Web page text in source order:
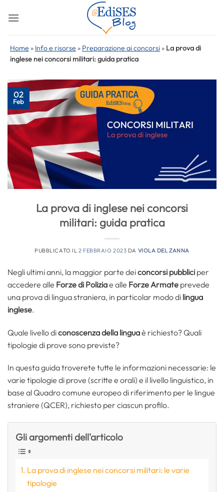
Home » Info e risorse » Preparazione ai concorsi » La prova di
inglese nei concorsi militari: guida pratica
02
Feb
La prova di inglese nei concorsi
militari: guida pratica
PUBBLICATO IL 2 FEBBRAIO 2023 DA VIOLA DEL ZANNA
Negli ultimi anni, la maggior parte deiconcorsi pubblici per
accedere alle Forze di Poliziae alle Forze Armate prevede
una prova di lingua straniera, in particolar modo di lingua
inglese.
Quale livello diconoscenza della linguaè richiesto? Quali
tipologie di prove sono previste?
In questa guida troverete tutte le informazioni necessarie: le
varie tipologie di prove (scritte e orali) e il livello linguistico, in
base al Quadro comune europeo di riferimento per le lingue
straniere (QCER), richiesto per ciascun profilo.
Gli argomenti dell'articolo
La prova di inglese nei concorsi militari: le varie
tipologie